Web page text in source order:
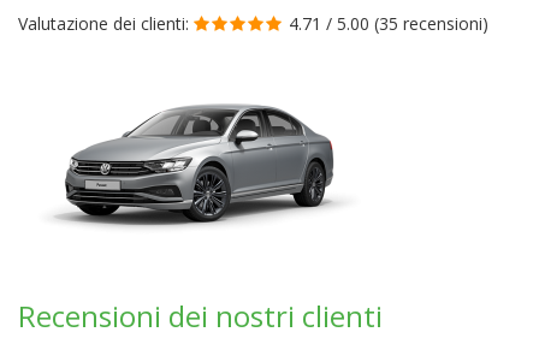
Valutazione dei clienti: 4.71 / 5.00 (35 recensioni)
Recensioni dei nostri clienti